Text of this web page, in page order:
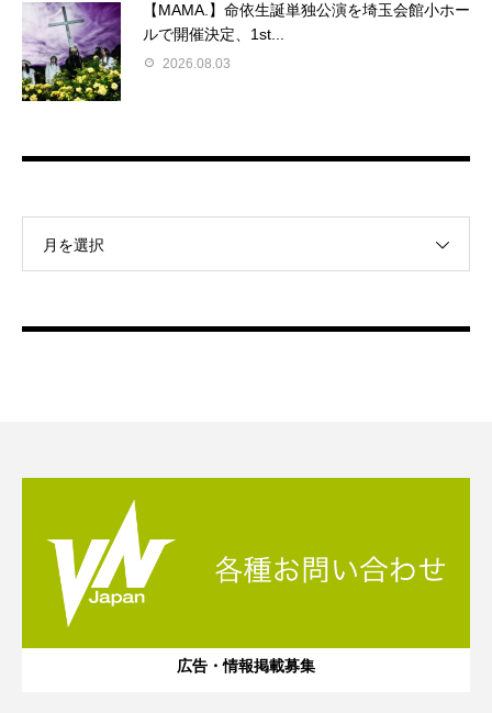
【MAMA.】命依生誕単独公演を埼玉会館小ホー
ルで開催決定、1st...
2026.08.03
月を選択
広告・情報掲載募集